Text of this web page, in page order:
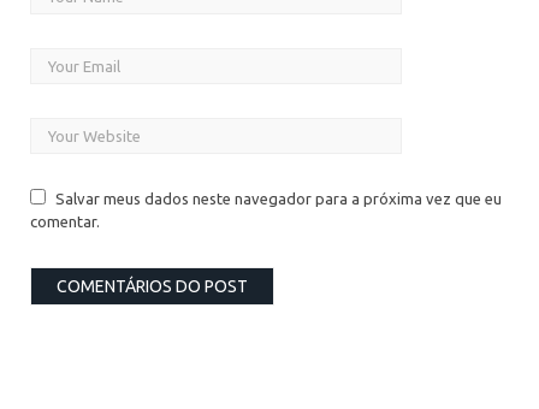
Salvar meus dados neste navegador para a próxima vez que eu
comentar.